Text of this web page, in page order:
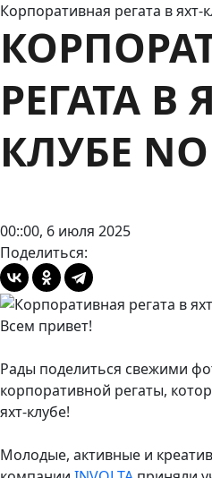
Корпоративная регата в яхт-
РЕГАТА В
КЛУБЕ
00::00, 6 июля 2025
Поделиться:
Всем привет!
Рады поделиться свежими
корпоративной регаты,
яхт-клубе!
Молодые, активные и